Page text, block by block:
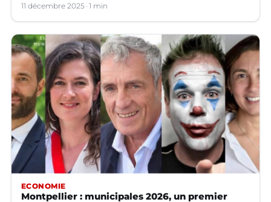
11 décembre 2025 1 min
ECONOMIE
Montpellier : municipales 2026, un premier